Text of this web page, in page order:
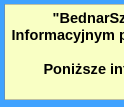
Informacyjnym
Poniższe